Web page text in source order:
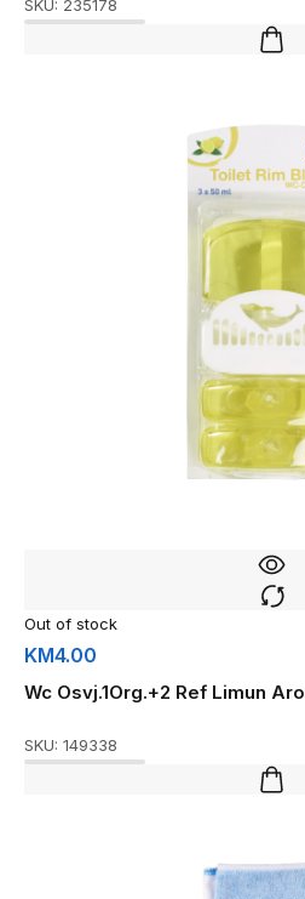
SKU: 235178
Out of stock
KM4.00
Wc Osvj.1Org.+2 Ref Limun Aro
SKU: 149338